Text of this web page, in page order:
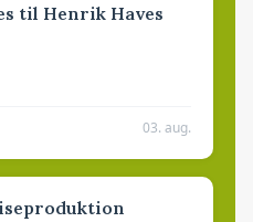
til Henrik Haves
03. aug.